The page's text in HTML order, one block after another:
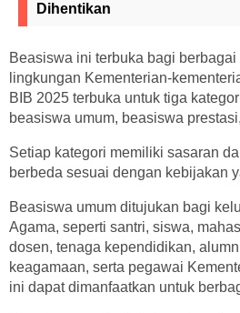
Dihentikan
Beasiswa ini terbuka bagi
lingkungan Kementerian-
BIB 2025 terbuka untuk tiga
beasiswa umum, beasiswa
Setiap kategori memiliki sasaran
berbeda sesuai dengan kebijakan
Beasiswa umum ditujukan bagi
Agama, seperti santri, siswa,
dosen, tenaga kependidikan,
keagamaan, serta pegawai
ini dapat dimanfaatkan untuk